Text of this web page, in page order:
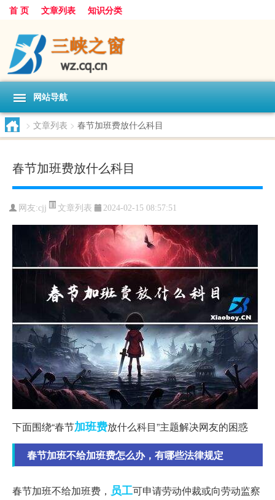
首 页 文章列表 知识分类
网站导航
> 文章列表 > 春节加班费放什么科目
春节加班费放什么科目
网友:cjj 文章列表 2024-02-15 08:57:51
下面围绕“春节加班费放什么科目”主题解决网友的困惑
春节加班不给加班费怎么办，有哪些法律规定
春节加班不给加班费， 员工可申请劳动仲裁或向劳动监察